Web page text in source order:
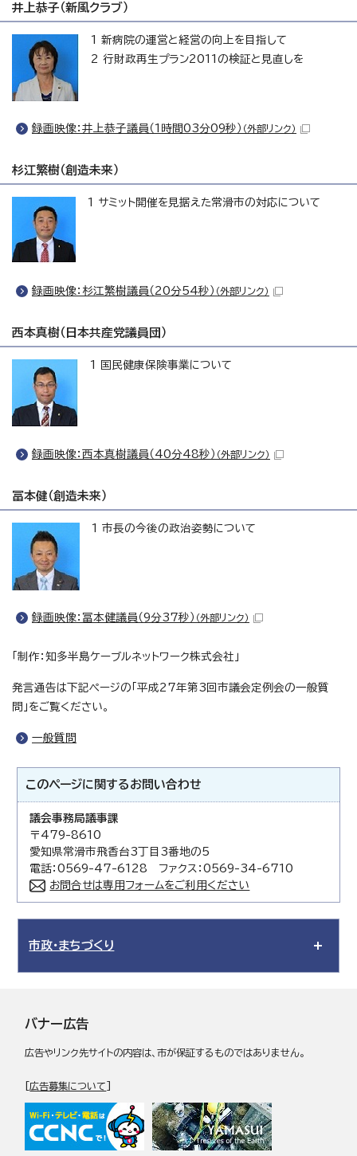
井上恭子（新風クラブ）
1 新病院の運営と経営の向上を目指して
2 行財政再生プラン2011の検証と見直しを
録画映像：井上恭子議員（1時間03分09秒） （外部リンク）
杉江繁樹（創造未来）
1 サミット開催を見据えた常滑市の対応について
録画映像：杉江繁樹議員（20分54秒） （外部リンク）
西本真樹（日本共産党議員団）
1 国民健康保険事業について
録画映像：西本真樹議員（40分48秒） （外部リンク）
冨本健（創造未来）
1 市長の今後の政治姿勢について
録画映像：冨本健議員（9分37秒） （外部リンク）
「制作：知多半島ケーブルネットワーク株式会社」
発言通告は下記ページの「平成27年第3回市議会定例会の一般質
問」をご覧ください。
一般質問
このページに関する お問い合わせ
議会事務局議事課
〒479-8610
愛知県常滑市飛香台3丁目3番地の5
電話：0569-47-6128 ファクス：0569-34-6710
お問合せは専用フォームをご利用ください
市政・まちづくり
バナー広告
広告やリンク先サイトの内容は、市が保証するものではありません。
[広告募集について